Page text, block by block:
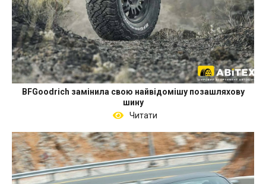
BFGoodrich замінила свою найвідомішу позашляхову
шину
Читати